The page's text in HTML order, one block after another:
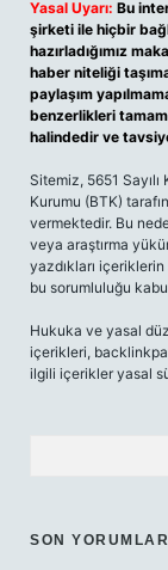
Yasal Uyarı: Bu
şirketi ile hiçbir
hazırladığımız
haber niteliği
paylaşım
benzerlikleri
halindedir ve
Sitemiz, 5651
Kurumu (BTK)
vermektedir. Bu
veya araştırma
yazdıkları
bu sorumluluğu
Hukuka ve yasal
içerikleri,
ilgili içerikler yasal
SON YORUMLAR